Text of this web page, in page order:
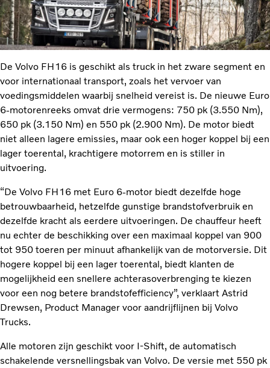
De Volvo FH16 is geschikt als truck in het zware segment en
voor internationaal transport, zoals het vervoer van
voedingsmiddelen waarbij snelheid vereist is. De nieuwe Euro
6-motorenreeks omvat drie vermogens: 750 pk (3.550 Nm),
650 pk (3.150 Nm) en 550 pk (2.900 Nm). De motor biedt
niet alleen lagere emissies, maar ook een hoger koppel bij een
lager toerental, krachtigere motorrem en is stiller in
uitvoering.
“De Volvo FH16 met Euro 6-motor biedt dezelfde hoge
betrouwbaarheid, hetzelfde gunstige brandstofverbruik en
dezelfde kracht als eerdere uitvoeringen. De chauffeur heeft
nu echter de beschikking over een maximaal koppel van 900
tot 950 toeren per minuut afhankelijk van de motorversie. Dit
hogere koppel bij een lager toerental, biedt klanten de
mogelijkheid een snellere achterasoverbrenging te kiezen
voor een nog betere brandstofefficiency”, verklaart Astrid
Drewsen, Product Manager voor aandrijflijnen bij Volvo
Trucks.
Alle motoren zijn geschikt voor I-Shift, de automatisch
schakelende versnellingsbak van Volvo. De versie met 550 pk